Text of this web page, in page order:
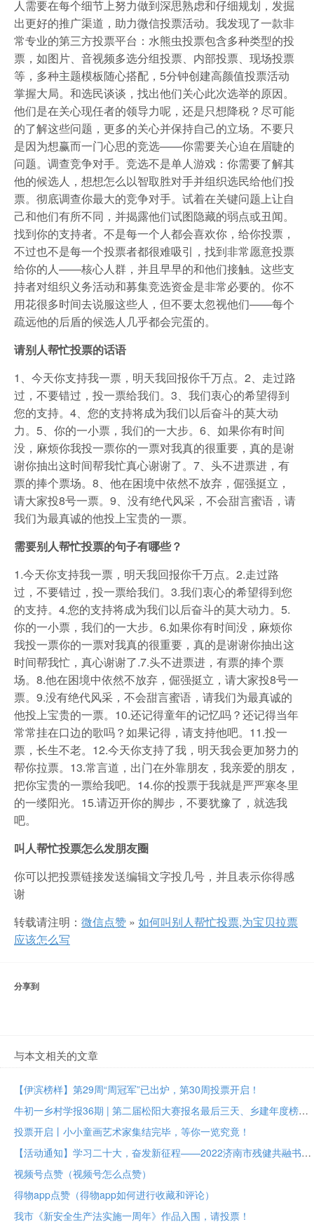
人需要在每个细节上努力做到深思熟虑和仔细规划，发掘
出更好的推广渠道，助力微信投票活动。我发现了一款非
常专业的第三方投票平台：水熊虫投票包含多种类型的投
票，如图片、音视频多选分组投票、内部投票、现场投票
等，多种主题模板随心搭配，5分钟创建高颜值投票活动
掌握大局。和选民谈谈，找出他们关心此次选举的原因。
他们是在关心现任者的领导力呢，还是只想降税？尽可能
的了解这些问题，更多的关心并保持自己的立场。不要只
是因为想赢而一门心思的竞选——你需要关心迫在眉睫的
问题。调查竞争对手。竞选不是单人游戏：你需要了解其
他的候选人，想想怎么以智取胜对手并组织选民给他们投
票。彻底调查你最大的竞争对手。试着在关键问题上让自
己和他们有所不同，并揭露他们试图隐藏的弱点或丑闻。
找到你的支持者。不是每一个人都会喜欢你，给你投票，
不过也不是每一个投票者都很难吸引，找到非常愿意投票
给你的人——核心人群，并且早早的和他们接触。这些支
持者对组织义务活动和募集竞选资金是非常必要的。你不
用花很多时间去说服这些人，但不要太忽视他们——每个
疏远他的后盾的候选人几乎都会完蛋的。
请别人帮忙投票的话语
1、今天你支持我一票，明天我回报你千万点。2、走过路
过，不要错过，投一票给我们。3、我们衷心的希望得到
您的支持。4、您的支持将成为我们以后奋斗的莫大动
力。5、你的一小票，我们的一大步。6、如果你有时间
没，麻烦你我投一票你的一票对我真的很重要，真的是谢
谢你抽出这时间帮我忙真心谢谢了。7、头不进票进，有
票的捧个票场。8、他在困境中依然不放弃，倔强挺立，
请大家投8号一票。9、没有绝代风采，不会甜言蜜语，请
我们为最真诚的他投上宝贵的一票。
需要别人帮忙投票的句子有哪些？
1.今天你支持我一票，明天我回报你千万点。2.走过路
过，不要错过，投一票给我们。3.我们衷心的希望得到您
的支持。4.您的支持将成为我们以后奋斗的莫大动力。5.
你的一小票，我们的一大步。6.如果你有时间没，麻烦你
我投一票你的一票对我真的很重要，真的是谢谢你抽出这
时间帮我忙，真心谢谢了.7.头不进票进，有票的捧个票
场。8.他在困境中依然不放弃，倔强挺立，请大家投8号一
票。9.没有绝代风采，不会甜言蜜语，请我们为最真诚的
他投上宝贵的一票。10.还记得童年的记忆吗？还记得当年
常常挂在口边的歌吗？如果记得，请支持他吧。11.投一
票，长生不老。12.今天你支持了我，明天我会更加努力的
帮你拉票。13.常言道，出门在外靠朋友，我亲爱的朋友，
把你宝贵的一票给我吧。14.你的投票于我就是严严寒冬里
的一缕阳光。15.请迈开你的脚步，不要犹豫了，就选我
吧。
叫人帮忙投票怎么发朋友圈
你可以把投票链接发送编辑文字投几号，并且表示你得感
谢
转载请注明： 微信点赞 » 如何叫别人帮忙投票,为宝贝拉票
应该怎么写
分享到
与本文相关的文章
【伊滨榜样】第29周“周冠军”已出炉，第30周投票开启！
牛初一乡村学报36期 | 第二届松阳大赛报名最后三天、乡建年度榜样大众投票进行中
投票开启丨小小童画艺术家集结完毕，等你一览究竟！
【活动通知】学习二十大，奋发新征程——2022济南市残健共融书法美术作品展投票评选
视频号点赞（视频号怎么点赞）
得物app点赞（得物app如何进行收藏和评论）
我市《新安全生产法实施一周年》作品入围，请投票！